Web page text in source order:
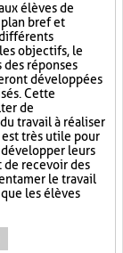
élèves de
bref et
objectifs, le
réponses
développées
Cette
de
travail à réaliser
très utile pour
leurs
recevoir des
le travail
les élèves